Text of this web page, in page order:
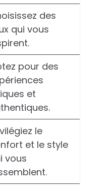
des
qui vous
pour des
et
le
et le style
vous